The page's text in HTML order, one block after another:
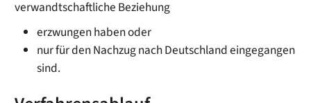
verwandtschaftliche Beziehung
erzwungen haben oder
nur für den Nachzug nach Deutschland eingegangen
sind.